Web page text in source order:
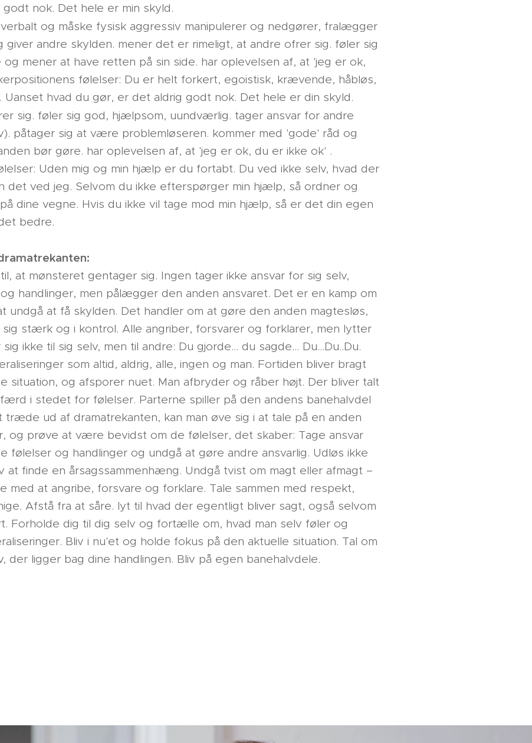
nok. Det hele er min skyld.
verbalt og måske fysisk aggressiv manipulerer og nedgører, fralægger
giver andre skylden. mener det er rimeligt, at andre ofrer sig. føler sig
mener at have retten på sin side. har oplevelsen af, at 'jeg er ok,
følelser: Du er helt forkert, egoistisk, krævende, håbløs,
Uanset hvad du gør, er det aldrig godt nok. Det hele er din skyld.
sig. føler sig god, hjælpsom, uundværlig. tager ansvar for andre
påtager sig at være problemløseren. kommer med 'gode' råd og
bør gøre. har oplevelsen af, at 'jeg er ok, du er ikke ok' .
Uden mig og min hjælp er du fortabt. Du ved ikke selv, hvad der
det ved jeg. Selvom du ikke efterspørger min hjælp, så ordner og
dine vegne. Hvis du ikke vil tage mod min hjælp, så er det din egen
bedre.
at mønsteret gentager sig. Ingen tager ikke ansvar for sig selv,
handlinger, men pålægger den anden ansvaret. Det er en kamp om
undgå at få skylden. Det handler om at gøre den anden magtesløs,
sig stærk og i kontrol. Alle angriber, forsvarer og forklarer, men lytter
ikke til sig selv, men til andre: Du gjorde… du sagde… Du...Du..Du.
som altid, aldrig, alle, ingen og man. Fortiden bliver bragt
situation, og afsporer nuet. Man afbryder og råber højt. Der bliver talt
i stedet for følelser. Parterne spiller på den andens banehalvdel
træde ud af dramatrekanten, kan man øve sig i at tale på en anden
og prøve at være bevidst om de følelser, det skaber: Tage ansvar
følelser og handlinger og undgå at gøre andre ansvarlig. Udløs ikke
at finde en årsagssammenhæng. Undgå tvist om magt eller afmagt –
med at angribe, forsvare og forklare. Tale sammen med respekt,
Afstå fra at såre. lyt til hvad der egentligt bliver sagt, også selvom
Forholde dig til dig selv og fortælle om, hvad man selv føler og
Bliv i nu'et og holde fokus på den aktuelle situation. Tal om
der ligger bag dine handlingen. Bliv på egen banehalvdele.